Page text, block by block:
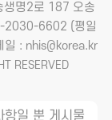
생명2로 187 오송
2030-6602 (평일
: nhis@korea.kr
RESERVED
일 뿐 게시물